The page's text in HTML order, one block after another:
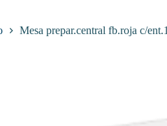
Mesa prepar.central fb.roja c/